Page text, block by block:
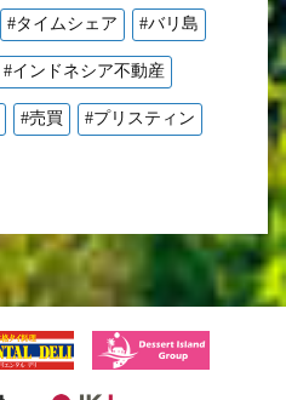
#タイムシェア #バリ島
#インドネシア不動産
#売買 #プリスティン